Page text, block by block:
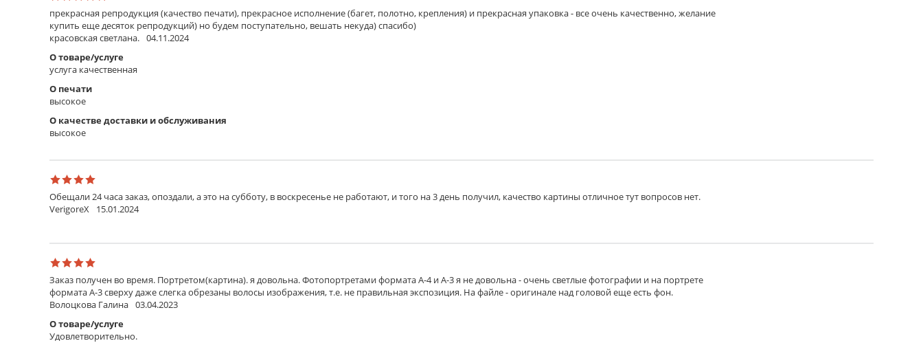
прекрасная репродукция (качество печати), прекрасное исполнение (багет, полотно, крепления) и прекрасная упаковка - все очень качественно, желание
купить еще десяток репродукций) но будем поступательно, вешать некуда) спасибо)
красовская светлана. 04.11.2024
О товаре/услуге
услуга качественная
О печати
высокое
О качестве доставки и обслуживания
высокое
Обещали 24 часа заказ, опоздали, а это на субботу, в воскресенье не работают, и того на 3 день получил, качество картины отличное тут вопросов нет.
VerigoreX
15.01.2024
Заказ получен во время. Портретом(картина). я довольна. Фотопортретами формата А-4 и А-3 я не довольна - очень светлые фотографии и на портрете
формата А-3 сверху даже слегка обрезаны волосы изображения, т.е. не правильная экспозиция. На файле - оригинале над головой еще есть фон.
Волоцкова Галина 03.04.2023
О товаре/услуге
Удовлетворительно.